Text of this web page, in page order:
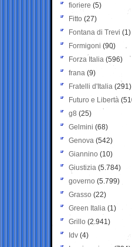
fioriere (5)
Fitto (27)
Fontana di Trevi (1)
Formigoni (90)
Forza Italia (596)
frana (9)
Fratelli d'Italia (291)
Futuro e Libertà
g8 (25)
Gelmini (68)
Genova (542)
Giannino (10)
Giustizia (5.784)
governo (5.799)
Grasso (22)
Green Italia (1)
Grillo (2.941)
Idv (4)